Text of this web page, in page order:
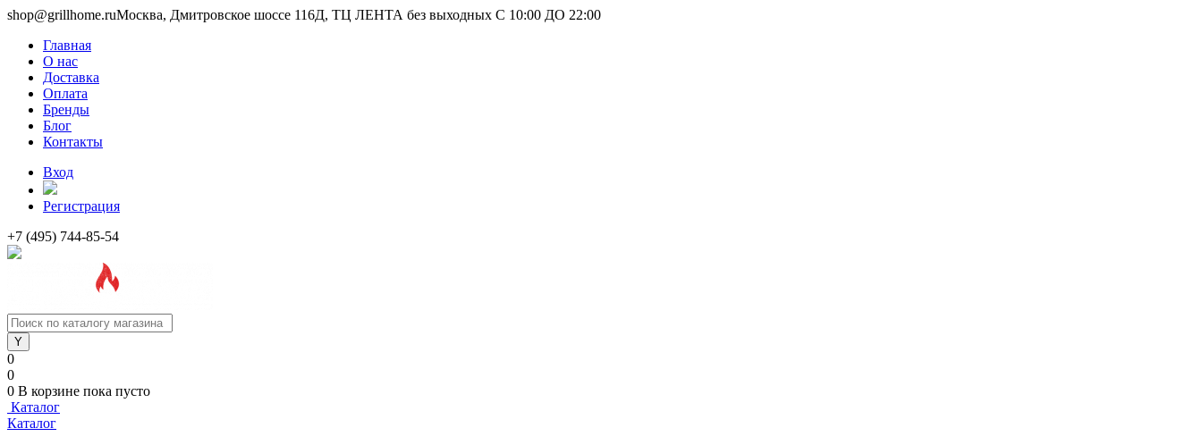
shop@grillhome.ruМосква, Дмитровское шоссе 116Д, ТЦ ЛЕНТА без выходных С 10:00 ДО 22:00
Главная
О нас
Доставка
Оплата
Бренды
Блог
Контакты
Вход
Регистрация
+7 (495) 744-85-54
0
0
0 В корзине пока пусто
Каталог
Каталог